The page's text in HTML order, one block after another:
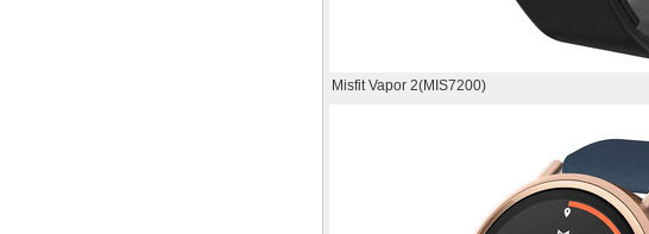
Misfit Vapor 2(MIS7200)